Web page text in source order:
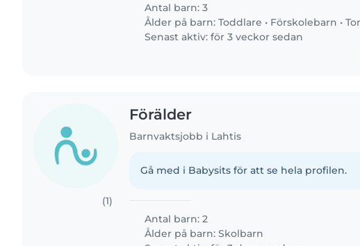
Antal barn: 3
Ålder på barn:Toddlare • Förskolebarn •
Senast aktiv: för 3 veckor sedan
(1)
Förälder
Barnvaktsjobb i Lahtis
Gå med i Babysits för att se hela profilen.
Antal barn: 2
Ålder på barn:Skolbarn